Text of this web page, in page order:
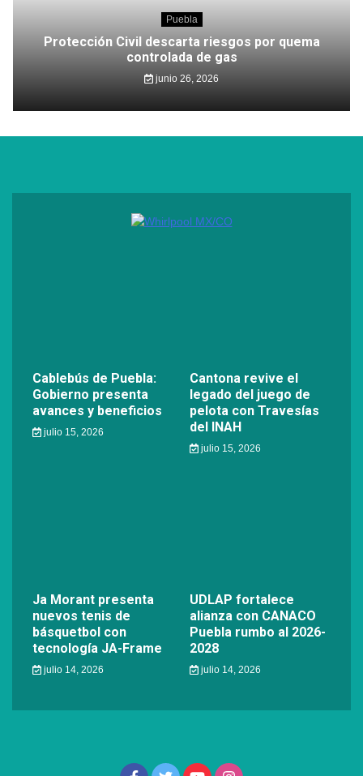
Puebla
Protección Civil descarta riesgos por quema
controlada de gas
junio 26, 2026
Cablebús de Puebla:
Gobierno presenta
avances y beneficios
julio 15, 2026
Cantona revive el
legado del juego de
pelota con Travesías
del INAH
julio 15, 2026
Ja Morant presenta
nuevos tenis de
básquetbol con
tecnología JA-Frame
julio 14, 2026
UDLAP fortalece
alianza con CANACO
Puebla rumbo al 2026-
2028
julio 14, 2026